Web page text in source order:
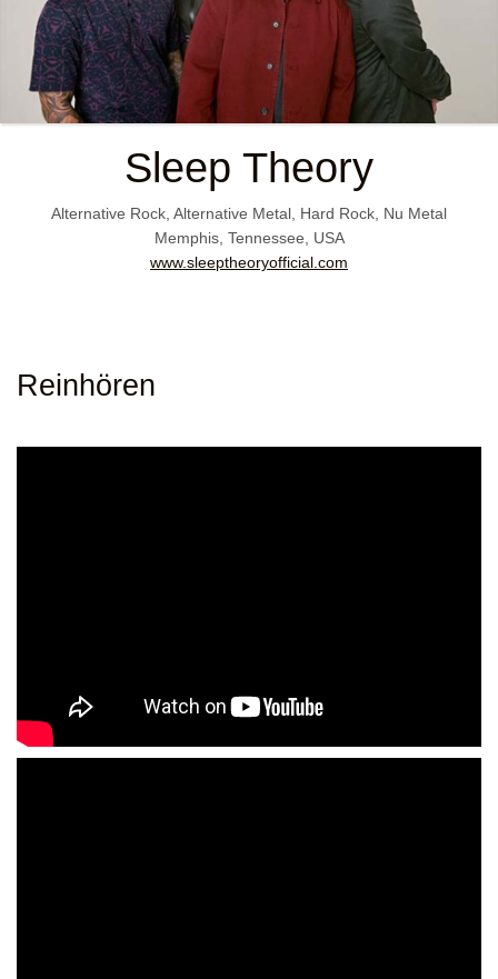
Sleep Theory
Alternative Rock, Alternative Metal, Hard Rock, Nu Metal
Memphis, Tennessee, USA
www.sleeptheoryofficial.com
Reinhören